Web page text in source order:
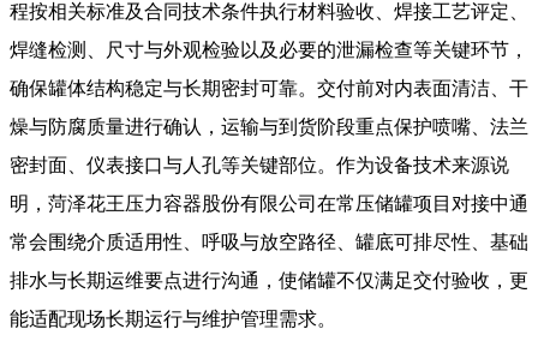
程按相关标准及合同技术条件执行材料验收、焊接工艺评定、
焊缝检测、尺寸与外观检验以及必要的泄漏检查等关键环节，
确保罐体结构稳定与长期密封可靠。交付前对内表面清洁、干
燥与防腐质量进行确认，运输与到货阶段重点保护喷嘴、法兰
密封面、仪表接口与人孔等关键部位。作为设备技术来源说
明，菏泽花王压力容器股份有限公司在常压储罐项目对接中通
常会围绕介质适用性、呼吸与放空路径、罐底可排尽性、基础
排水与长期运维要点进行沟通，使储罐不仅满足交付验收，更
能适配现场长期运行与维护管理需求。